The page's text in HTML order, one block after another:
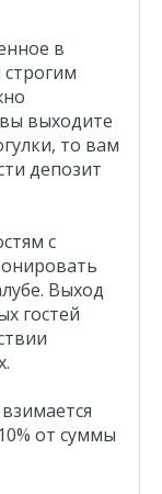
в
строгим
вы выходите
то вам
депозит
с
Выход
гостей
от суммы